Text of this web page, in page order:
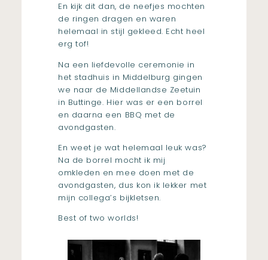
En kijk dit dan, de neefjes mochten
de ringen dragen en waren
helemaal in stijl gekleed. Echt heel
erg tof!
Na een liefdevolle ceremonie in
het stadhuis in Middelburg gingen
we naar de Middellandse Zeetuin
in Buttinge. Hier was er een borrel
en daarna een BBQ met de
avondgasten.
En weet je wat helemaal leuk was?
Na de borrel mocht ik mij
omkleden en mee doen met de
avondgasten, dus kon ik lekker met
mijn collega’s bijkletsen.
Best of two worlds!